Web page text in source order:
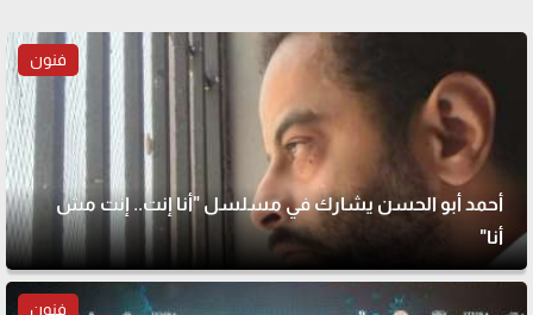
فنون
أحمد أبو الحسن يشارك في مسلسل "أنا إنت.. إنت مش
أنا"
فنون